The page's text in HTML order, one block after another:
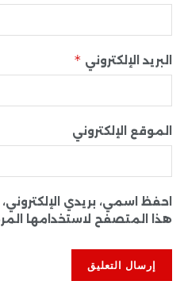
البريد الإلكتروني *
الموقع الإلكتروني
احفظ اسمي، بريدي
هذا المتصفح لاستخدامها